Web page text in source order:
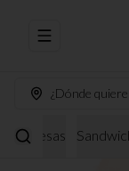
Abrir menu de
¿Dónde